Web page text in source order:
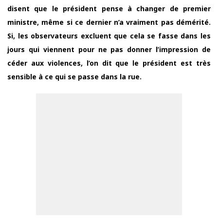
disent que le président pense à changer de premier
ministre, même si ce dernier n’a vraiment pas démérité.
Si, les observateurs excluent que cela se fasse dans les
jours qui viennent pour ne pas donner l’impression de
céder aux violences, l’on dit que le président est très
sensible à ce qui se passe dans la rue.